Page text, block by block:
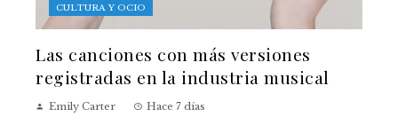
CULTURA Y OCIO
Las canciones con más versiones
registradas en la industria musical
Emily Carter Hace 7 días